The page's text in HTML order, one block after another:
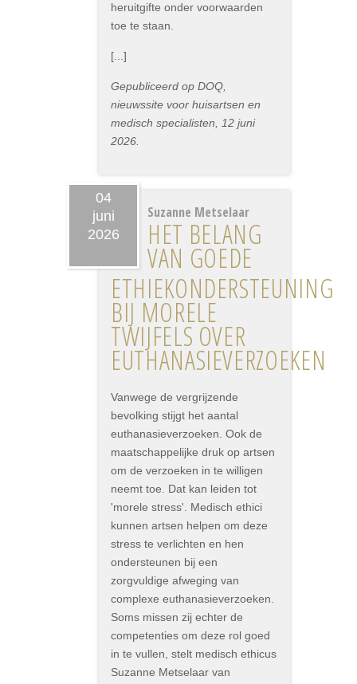
heruitgifte onder voorwaarden
toe te staan.
[...]
Gepubliceerd op DOQ,
nieuwssite voor huisartsen en
medisch specialisten, 12 juni
2026.
04
juni
2026
Suzanne Metselaar
HET BELANG
VAN GOEDE
ETHIEKONDERSTEUNING
BIJ MORELE
TWIJFELS OVER
EUTHANASIEVERZOEKEN
Vanwege de vergrijzende
bevolking stijgt het aantal
euthanasieverzoeken. Ook de
maatschappelijke druk op artsen
om de verzoeken in te willigen
neemt toe. Dat kan leiden tot
'morele stress'. Medisch ethici
kunnen artsen helpen om deze
stress te verlichten en hen
ondersteunen bij een
zorgvuldige afweging van
complexe euthanasieverzoeken.
Soms missen zij echter de
competenties om deze rol goed
in te vullen, stelt medisch ethicus
Suzanne Metselaar van